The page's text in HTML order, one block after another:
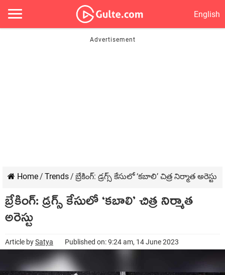
English
Home/ Trends/ బ్రేకింగ్: డ్రగ్స్ కేసులో ‘కబాలి’ చిత్ర నిర్మాత అరెస్టు
బ్రేకింగ్: డ్రగ్స్ కేసులో ‘కబాలి’ చిత్ర నిర్మాత
అరెస్టు
Article bySatya Published on: 9:24 am, 14 June 2023